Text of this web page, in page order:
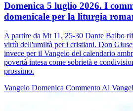
Domenica 5 luglio 2026. I
domenicale per la liturgia
A partire da Mt 11, 25-30 Dante Balbo
virtù dell'umiltà per i cristiani. Don
invece per il Vangelo del calendario
povertà intesa come sobrietà e
prossimo.
Vangelo Domenica Commento Al